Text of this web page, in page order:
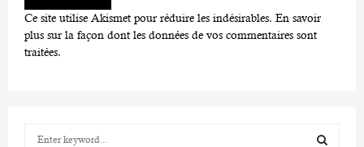
Ce site utilise Akismet pour réduire les indésirables. En savoir
plus sur la façon dont les données de vos commentaires sont
traitées.